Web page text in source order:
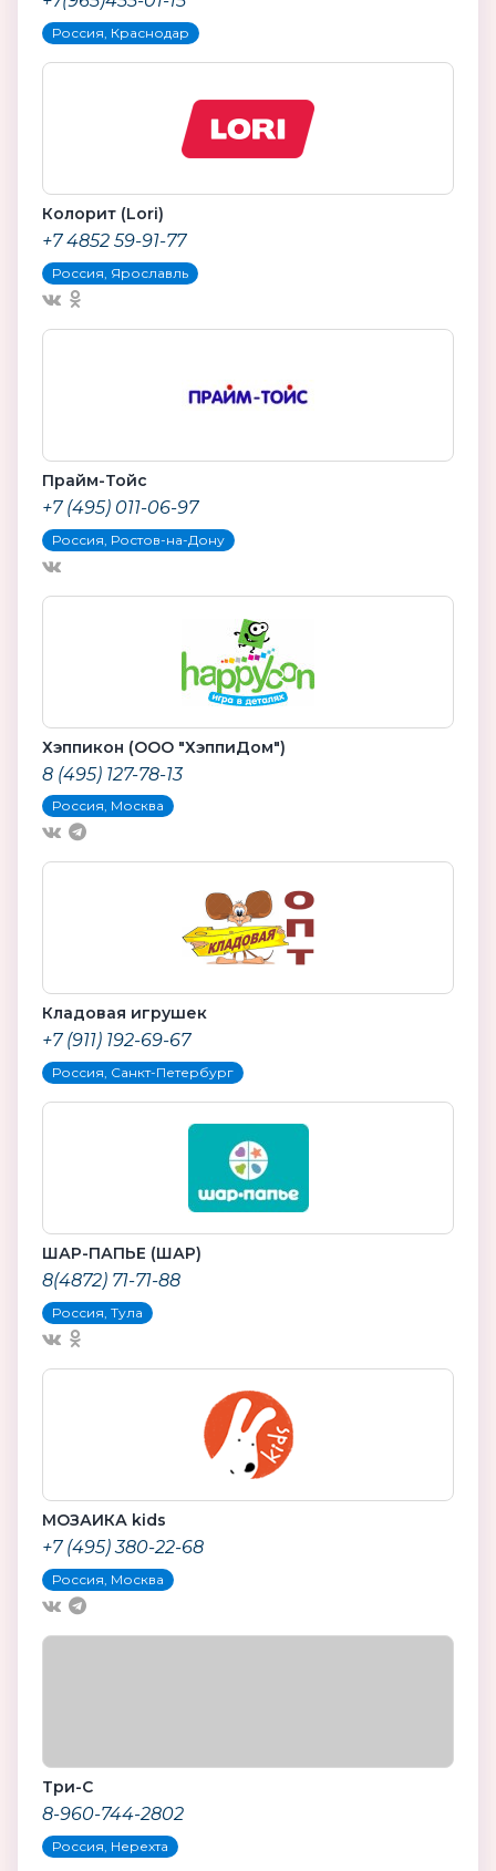
Россия, Краснодар
Колорит (Lori)
+7 4852 59-91-77
Россия, Ярославль
Прайм-Тойс
+7 (495) 011-06-97
Россия, Ростов-на-Дону
Хэппикон (ООО "ХэппиДом")
8 (495) 127-78-13
Россия, Москва
Кладовая игрушек
+7 (911) 192-69-67
Россия, Санкт-Петербург
ШАР-ПАПЬЕ (ШАР)
8(4872) 71-71-88
Россия, Тула
МОЗАИКА kids
+7 (495) 380-22-68
Россия, Москва
Три-С
8-960-744-2802
Россия, Нерехта